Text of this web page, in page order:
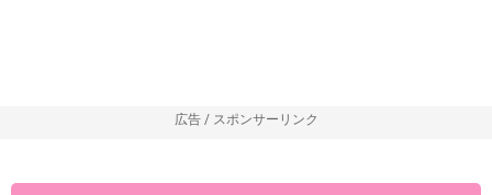
広告 / スポンサーリンク